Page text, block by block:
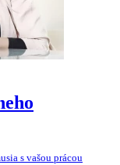
s vašou prácou